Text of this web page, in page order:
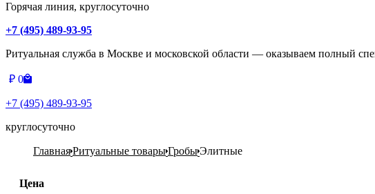
Горячая линия, круглосуточно
+7 (495) 489-93-95
Ритуальная служба в Москве и московской области — оказываем полный
₽ 0
+7 (495) 489-93-95
круглосуточно
ГлавнаяРитуальные товарыГробыЭлитные
Цена